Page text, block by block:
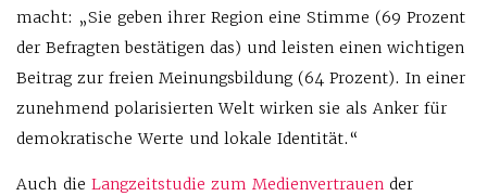
macht: „Sie geben ihrer Region eine Stimme (69 Prozent
der Befragten bestätigen das) und leisten einen wichtigen
Beitrag zur freien Meinungsbildung (64 Prozent). In einer
zunehmend polarisierten Welt wirken sie als Anker für
demokratische Werte und lokale Identität.“
Auch die Langzeitstudie zum Medienvertrauen der